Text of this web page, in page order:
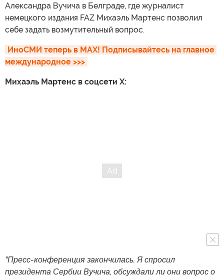
Александра Вучича в Белграде, где журналист
немецкого издания FAZ Михаэль Мартенс позволил
себе задать возмутительный вопрос.
ИноСМИ теперь в MAX! Подписывайтесь на главное
международное >>>
Михаэль Мартенс в соцсети X:
"Пресс-конференция закончилась. Я спросил
президента Сербии Вучича, обсуждали ли они вопрос о